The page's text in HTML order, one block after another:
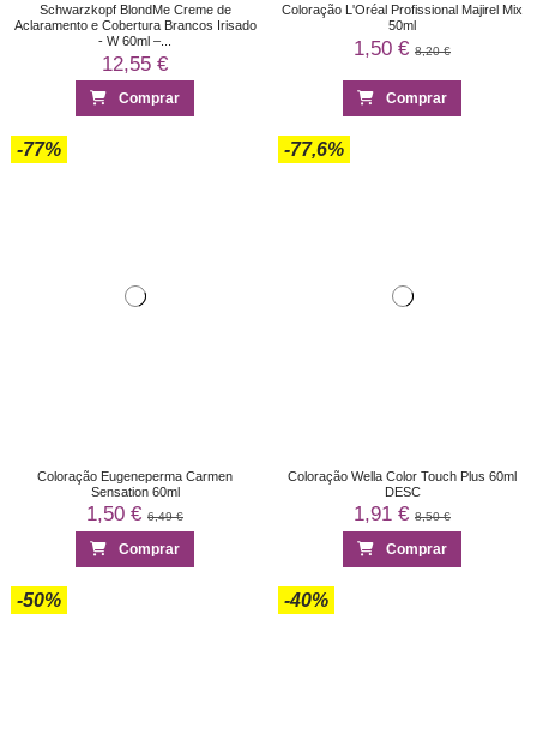
Schwarzkopf BlondMe Creme de
Aclaramento e Cobertura Brancos Irisado
- W 60ml –...
12,55 €
Comprar
Coloração L'Oréal Profissional Majirel Mix
50ml
1,50 € 8,20 €
Comprar
-77%
Coloração Eugeneperma Carmen
Sensation 60ml
1,50 € 6,49 €
Comprar
-77,6%
Coloração Wella Color Touch Plus 60ml
DESC
1,91 € 8,50 €
Comprar
-50% -40%